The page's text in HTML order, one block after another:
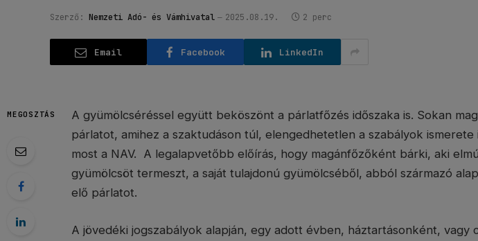
Szerző: Nemzeti Adó- és Vámhivatal 2025.08.19. 2 perc
Email Facebook LinkedIn
MEGOSZTÁS
A gyümölcséréssel együtt beköszönt a párlatfőzés időszaka is. Sokan
párlatot, amihez a szaktudáson túl, elengedhetetlen a szabályok
most a NAV. A legalapvetőbb előírás, hogy magánfőzőként bárki, aki
gyümölcsöt termeszt, a saját tulajdonú gyümölcséből, abból származó
elő párlatot.
A jövedéki jogszabályok alapján, egy adott évben, háztartásonként, vagy